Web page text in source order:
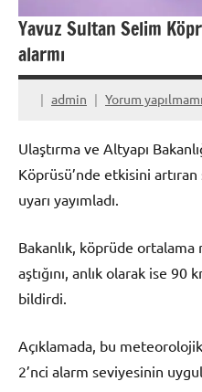
Yavuz Sultan Selim
alarmı
admin Yorum
Ulaştırma ve Altyapı
Köprüsü’nde etkisini
uyarı yayımladı.
Bakanlık, köprüde ortalama
aştığını, anlık olarak ise 90
bildirdi.
Açıklamada, bu
2’nci alarm seviyesinin